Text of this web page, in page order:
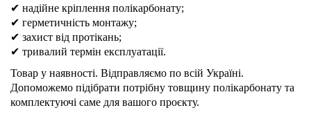
✔ надійне кріплення полікарбонату;
✔ герметичність монтажу;
✔ захист від протікань;
✔ тривалий термін експлуатації.
Товар у наявності. Відправляємо по всій Україні.
Допоможемо підібрати потрібну товщину полікарбонату та
комплектуючі саме для вашого проєкту.